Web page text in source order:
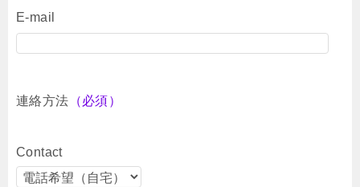
E-mail
連絡方法 （必須）
Contact